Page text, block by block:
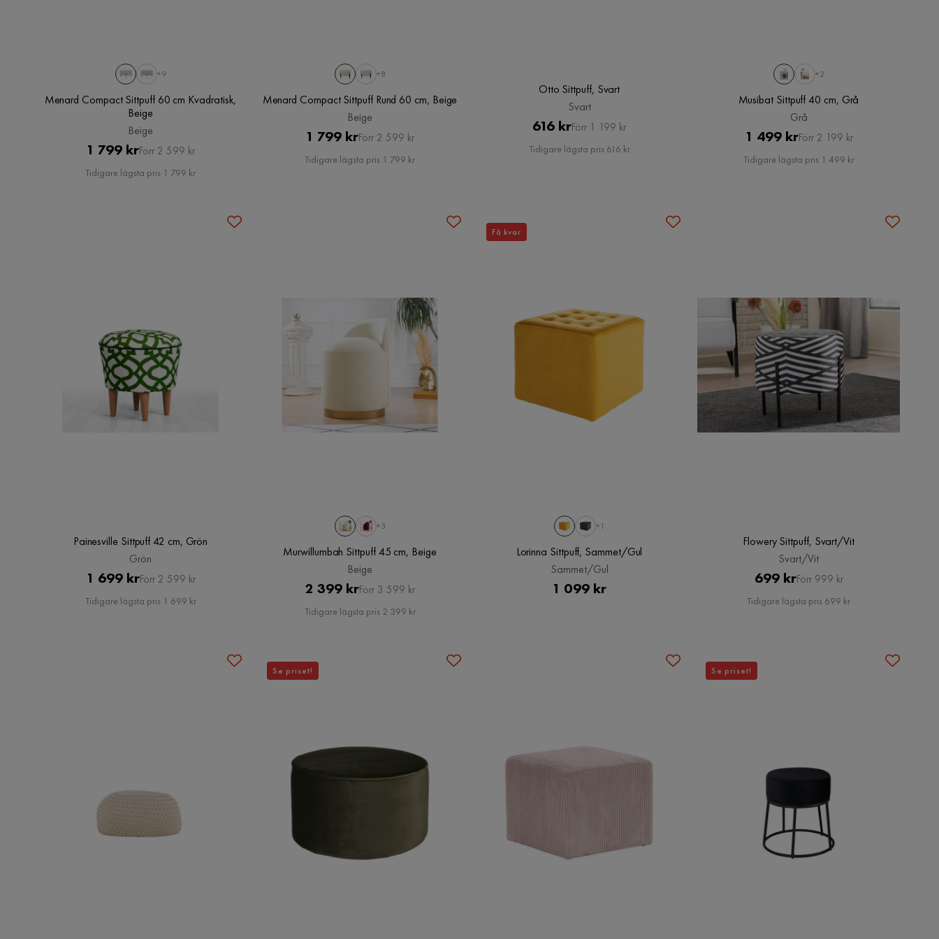
+9
Menard Compact Sittpuff 60 cm Kvadratisk,
Beige
Beige
Pris
1 799 krOriginal
Pris
Förr 2 599 kr
Tidigare lägsta pris 1 799 kr
+8
Menard Compact Sittpuff Rund 60 cm, Beige
Beige
Pris
1 799 krOriginal
Pris
Förr 2 599 kr
Tidigare lägsta pris 1 799 kr
Otto Sittpuff, Svart
Svart
Pris
616 kr Original
Pris
Förr 1 199 kr
Tidigare lägsta pris 616 kr
+2
Musibat Sittpuff 40 cm, Grå
Grå
Pris
1 499 krOriginal
Pris
Förr 2 199 kr
Tidigare lägsta pris 1 499 kr
Painesville Sittpuff 42 cm, Grön
Grön
Pris
1 699 krOriginal
Pris
Förr 2 599 kr
Tidigare lägsta pris 1 699 kr
+3
Murwillumbah Sittpuff 45 cm, Beige
Beige
Pris
2 399 krOriginal
Pris
Förr 3 599 kr
Tidigare lägsta pris 2 399 kr
+1
Lorinna Sittpuff, Sammet/Gul
Sammet/Gul
Pris
1 099 kr
Få kvar
Flowery Sittpuff, Svart/Vit
Svart/Vit
Pris
699 krOriginal
Pris
Förr 999 kr
Tidigare lägsta pris 699 kr
Se priset! Se priset!